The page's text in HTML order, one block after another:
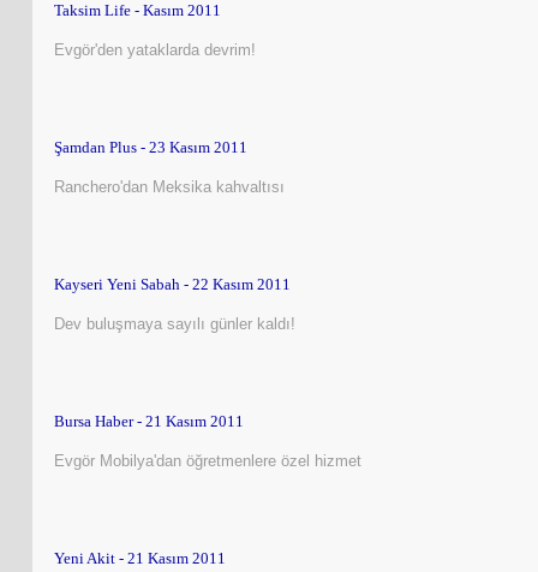
Taksim Life - Kasım 2011
Evgör'den yataklarda devrim!
Şamdan Plus - 23 Kasım 2011
Ranchero'dan Meksika kahvaltısı
Kayseri Yeni Sabah - 22 Kasım 2011
Dev buluşmaya sayılı günler kaldı!
Bursa Haber - 21 Kasım 2011
Evgör Mobilya'dan öğretmenlere özel hizmet
Yeni Akit - 21 Kasım 2011